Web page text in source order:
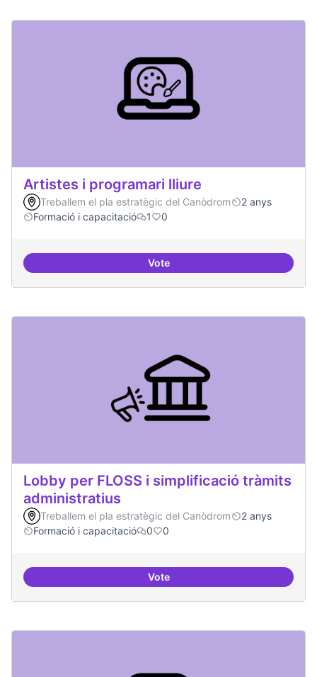
Artistes i programari lliure
Treballem el pla estratègic del Canòdrom
2 anys
Formació i capacitació
1 0
VoteArtistes i programari lliure
Lobby per FLOSS i simplificació tràmits
administratius
Treballem el pla estratègic del Canòdrom
2 anys
Formació i capacitació
0 0
VoteLobby per FLOSS i